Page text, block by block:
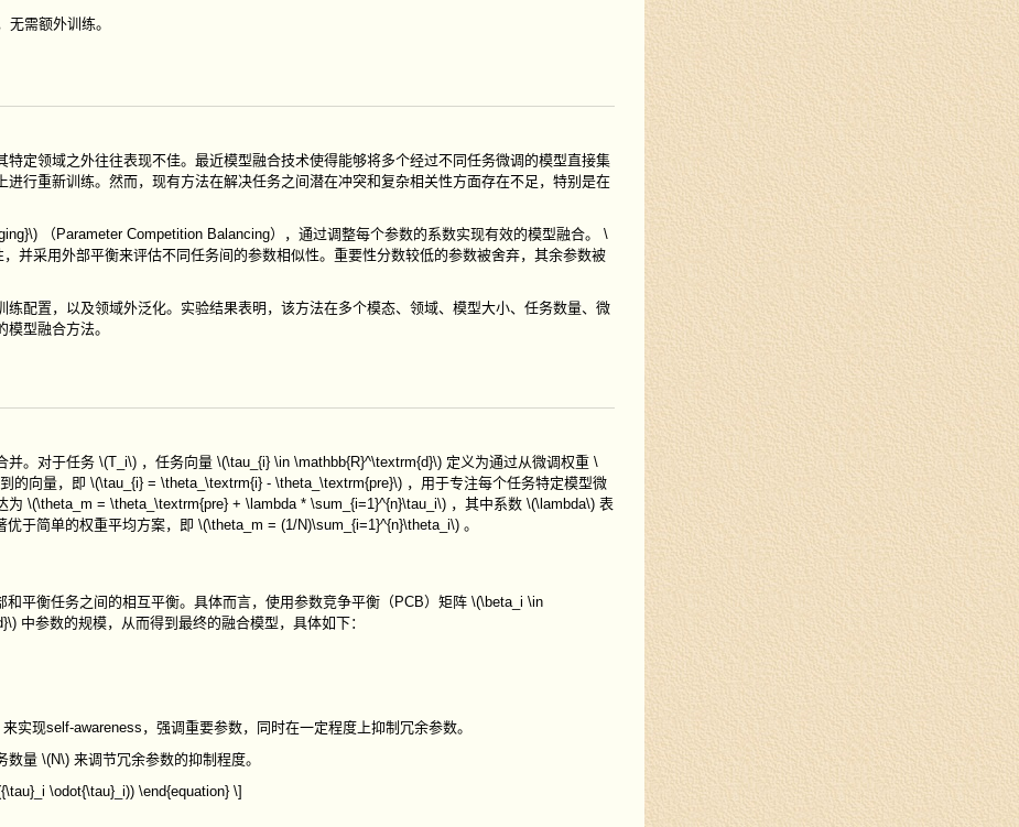
需额外训练。
定领域之外往往表现不佳。最近模型融合技术使得能够将多个经过不同任务微调的模型直接集
行重新训练。然而，现有方法在解决任务之间潜在冲突和复杂相关性方面存在不足，特别是在
（ Parameter Competition Balancing），通过调整每个参数的系数实现有效的模型融合。 \
并采用外部平衡来评估不同任务间的参数相似性。重要性分数较低的参数被舍弃，其余参数被
配置，以及领域外泛化。实验结果表明，该方法在多个模态、领域、模型大小、任务数量、微
型融合方法。
并。对于任务 \(T_i\)，任务向量 \(\tau_{i} \in \mathbb{R}^\textrm{d}\)定义为通过从微调权重 \
的向量，即 \(\tau_{i} = \theta_\textrm{i} - \theta_\textrm{pre}\)，用于专注每个任务特定模型微
为 \(\theta_m = \theta_\textrm{pre} + \lambda * \sum_{i=1}^{n}\tau_i\)，其中系数 \(\lambda\)表
于简单的权重平均方案，即 \(\theta_m = (1/N)\sum_{i=1}^{n}\theta_i\)。
平衡任务之间的相互平衡。具体而言，使用参数竞争平衡（ PCB）矩阵 \(\beta_i \in
中参数的规模，从而得到最终的融合模型，具体如下：
来实现self-awareness ，强调重要参数，同时在一定程度上抑制冗余参数。
数量 \(N\)来调节冗余参数的抑制程度。
\odot{\tau}_i)) \end{equation} \]